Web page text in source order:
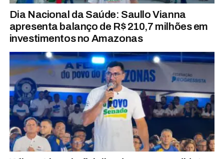
Dia Nacional da Saúde: Saullo Vianna
apresenta balanço de R$ 210,7 milhões em
investimentos no Amazonas